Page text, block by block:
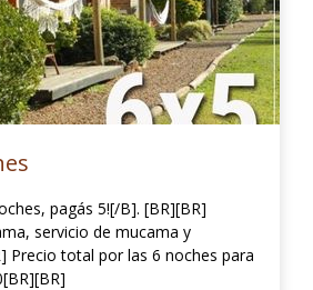
pagás 5![/B]. [BR][BR]
servicio de mucama y
Precio total por las 6 noches para